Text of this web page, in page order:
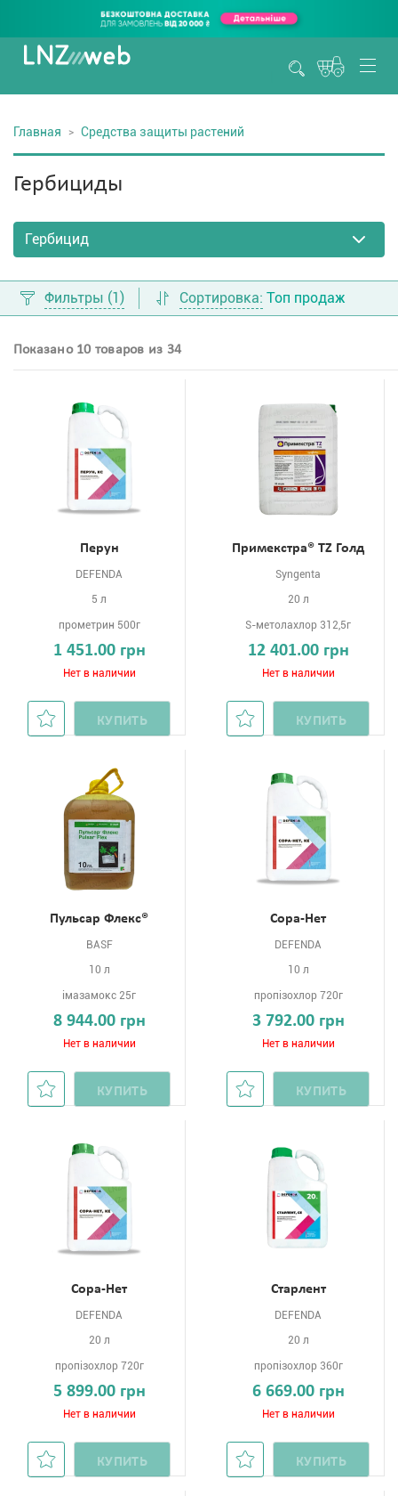
Главная Средства защиты растений
Гербициды
Фильтры (1) Сортировка: Топ продаж
Показано 10 товаров из 34
Перун
DEFENDA
5 л
прометрин 500г
1 451.00 грн
Нет в наличии
КУПИТЬ
Примекстра® TZ Голд
Syngenta
20 л
S-метолахлор 312,5г
12 401.00 грн
Нет в наличии
КУПИТЬ
Пульсар Флекс®
BASF
10 л
імазамокс 25г
8 944.00 грн
Нет в наличии
КУПИТЬ
Сора-Нет
DEFENDA
10 л
пропізохлор 720г
3 792.00 грн
Нет в наличии
КУПИТЬ
Сора-Нет
DEFENDA
20 л
пропізохлор 720г
5 899.00 грн
Нет в наличии
КУПИТЬ
Старлент
DEFENDA
20 л
пропізохлор 360г
6 669.00 грн
Нет в наличии
КУПИТЬ